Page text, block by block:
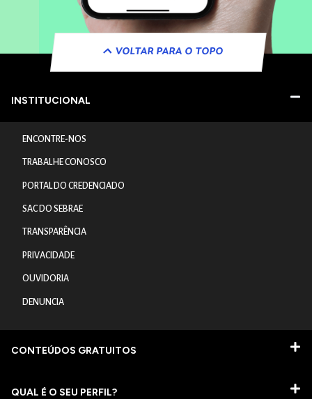
VOLTAR PARA O TOPO
INSTITUCIONAL
ENCONTRE-NOS
TRABALHE CONOSCO
PORTAL DO CREDENCIADO
SAC DO SEBRAE
TRANSPARÊNCIA
PRIVACIDADE
OUVIDORIA
DENUNCIA
CONTEÚDOS GRATUITOS
QUAL É O SEU PERFIL?